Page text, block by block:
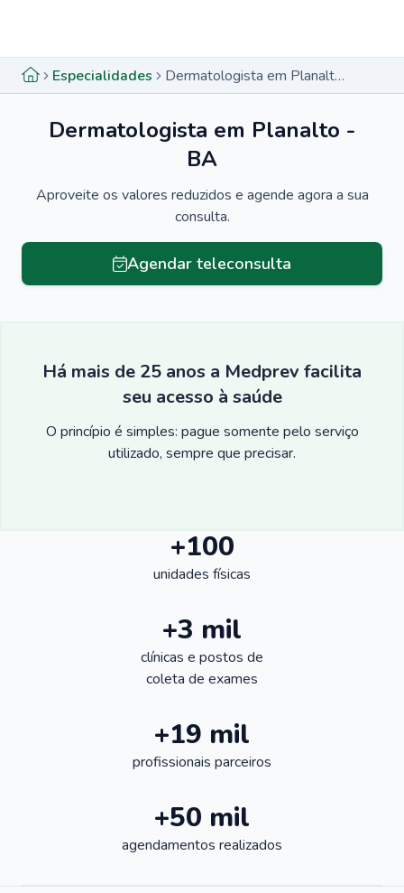
Especialidades Dermatologista em Planalto - BA
Dermatologista em Planalto -
BA
Aproveite os valores reduzidos e agende agora a sua
consulta.
Agendar teleconsulta
Há mais de 25 anos a Medprev facilita
seu acesso à saúde
O princípio é simples: pague somente pelo serviço
utilizado, sempre que precisar.
+100
unidades físicas
+3 mil
clínicas e postos de
coleta de exames
+19 mil
profissionais parceiros
+50 mil
agendamentos realizados